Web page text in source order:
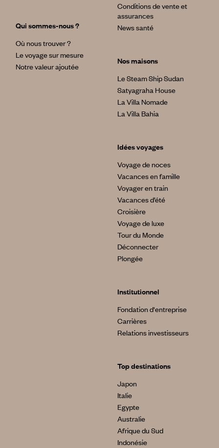
Qui sommes-nous ?
Où nous trouver ?
Le voyage sur mesure
Notre valeur ajoutée
Conditions de vente et
assurances
News santé
Nos maisons
Le Steam Ship Sudan
Satyagraha House
La Villa Nomade
La Villa Bahia
Idées voyages
Voyage de noces
Vacances en famille
Voyager en train
Vacances d’été
Croisière
Voyage de luxe
Tour du Monde
Déconnecter
Plongée
Institutionnel
Fondation d'entreprise
Carrières
Relations investisseurs
Top destinations
Japon
Italie
Egypte
Australie
Afrique du Sud
Indonésie